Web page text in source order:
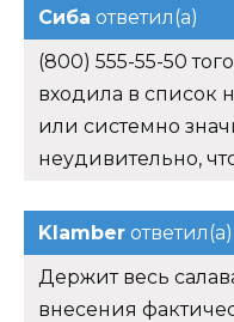
Сиба ответил(а)
(800) 555-55-50
входила в список
или системно
неудивительно,
Klamber ответил(а)
Держит весь
внесения